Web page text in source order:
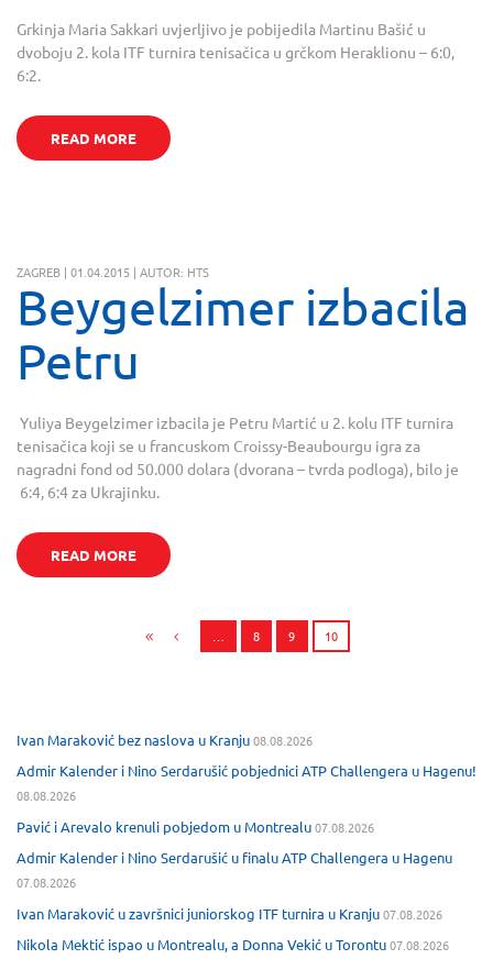
Grkinja Maria Sakkari uvjerljivo je pobijedila Martinu Bašić u
dvoboju 2. kola ITF turnira tenisačica u grčkom Heraklionu – 6:0,
6:2.
READ MORE
ZAGREB | 01.04.2015 | AUTOR: HTS
Beygelzimer izbacila
Petru
Yuliya Beygelzimer izbacila je Petru Martić u 2. kolu ITF turnira
tenisačica koji se u francuskom Croissy-Beaubourgu igra za
nagradni fond od 50.000 dolara (dvorana – tvrda podloga), bilo je
6:4, 6:4 za Ukrajinku.
READ MORE
8 9 10
Ivan Maraković bez naslova u Kranju08.08.2026
Admir Kalender i Nino Serdarušić pobjednici ATP Challengera u Hagenu!
08.08.2026
Pavić i Arevalo krenuli pobjedom u Montrealu07.08.2026
Admir Kalender i Nino Serdarušić u finalu ATP Challengera u Hagenu
07.08.2026
Ivan Maraković u završnici juniorskog ITF turnira u Kranju07.08.2026
Nikola Mektić ispao u Montrealu, a Donna Vekić u Torontu07.08.2026